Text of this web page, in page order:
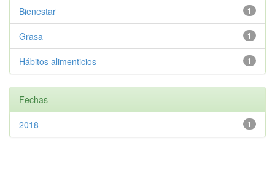
1
Bienestar
1
Grasa
1
Hábitos alimenticios
Fechas
1
2018